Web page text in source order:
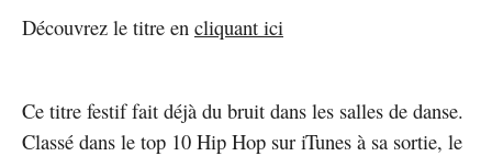
Découvrez le titre en cliquant ici
Ce titre festif fait déjà du bruit dans les salles de danse.
Classé dans le top 10 Hip Hop sur iTunes à sa sortie, le